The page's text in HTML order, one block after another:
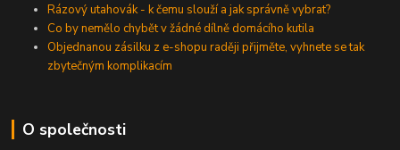
Rázový utahovák - k čemu slouží a jak správně vybrat?
Co by nemělo chybět v žádné dílně domácího kutila
Objednanou zásilku z e-shopu raději přijměte, vyhnete se tak
zbytečným komplikacím
O společnosti